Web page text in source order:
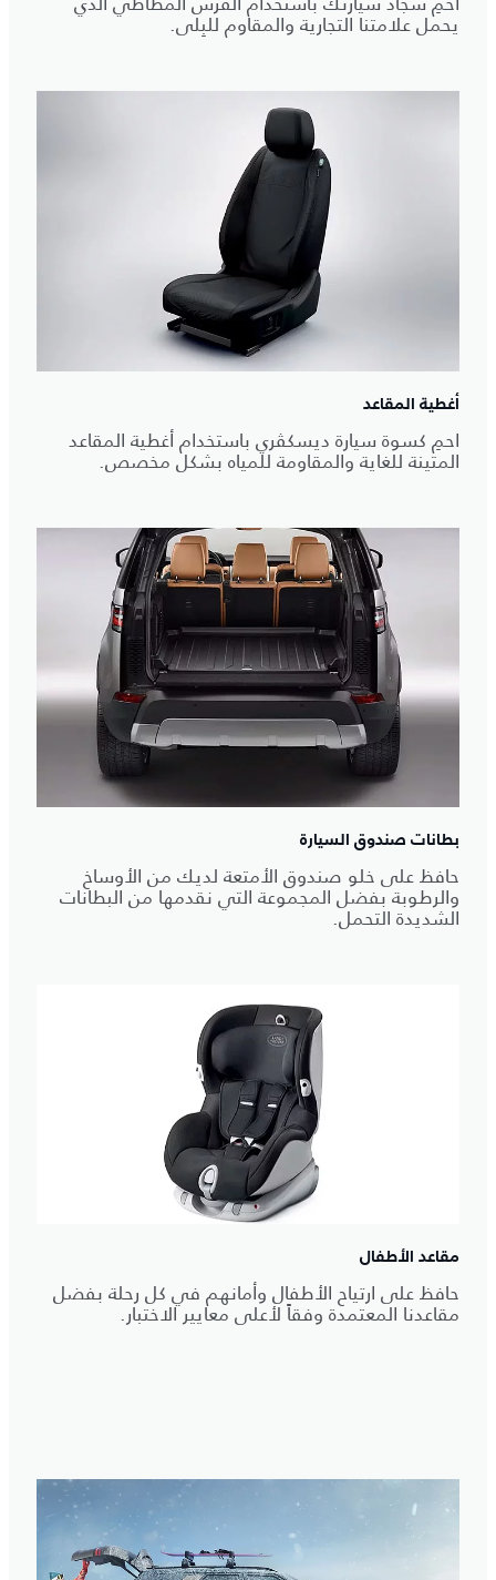
يحمل علامتنا التجارية والمقاوم للبِلى.
أغطية المقاعد
احمِ كسوة سيارة ديسكڤري باستخدام أغطية المقاعد
المتينة للغاية والمقاومة للمياه بشكل مخصص.
بطانات صندوق السيارة
حافظ على خلو صندوق الأمتعة لديك من الأوساخ
والرطوبة بفضل المجموعة التي نقدمها من البطانات
الشديدة التحمل.
مقاعد الأطفال
حافظ على ارتياح الأطفال وأمانهم في كل رحلة بفضل
مقاعدنا المعتمدة وفقاً لأعلى معايير الاختبار.